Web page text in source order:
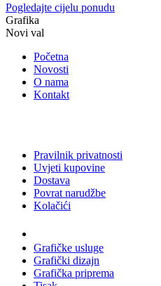
Pogledajte cijelu ponudu
Grafika
Novi val
Početna
Novosti
O nama
Kontakt
Pravilnik privatnosti
Uvjeti kupovine
Dostava
Povrat narudžbe
Kolačići
Grafičke usluge
Grafički dizajn
Grafička priprema